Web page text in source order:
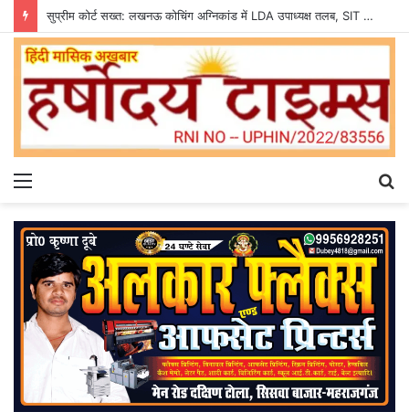
सुप्रीम कोर्ट सख्त: लखनऊ कोचिंग अग्निकांड में LDA उपाध्यक्ष तलब, SIT से मांगी सीलबंद रिपोर्ट
Menu